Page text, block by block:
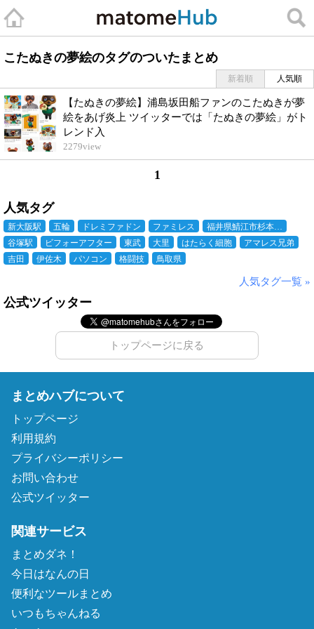
こたぬきの夢絵のタグのついたまとめ
新着順 人気順
【たぬきの夢絵】浦島坂田船ファンのこたぬきが夢
絵をあげ炎上 ツイッターでは「たぬきの夢絵」がト
レンド入
2279view
1
人気タグ
新大阪駅 五輪 ドレミファドン ファミレス
福井県鯖江市杉本…
谷塚駅
ビフォーアフター 東武 大里 はたらく細胞
アマレス兄弟
吉田
伊佐木 パソコン 格闘技 鳥取県
人気タグ一覧 »
公式ツイッター
トップページに戻る
まとめハブについて
トップページ
利用規約
プライバシーポリシー
お問い合わせ
公式ツイッター
関連サービス
まとめダネ！
今日はなんの日
便利なツールまとめ
いつもちゃんねる